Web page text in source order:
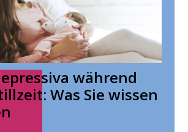
während
Was Sie wissen